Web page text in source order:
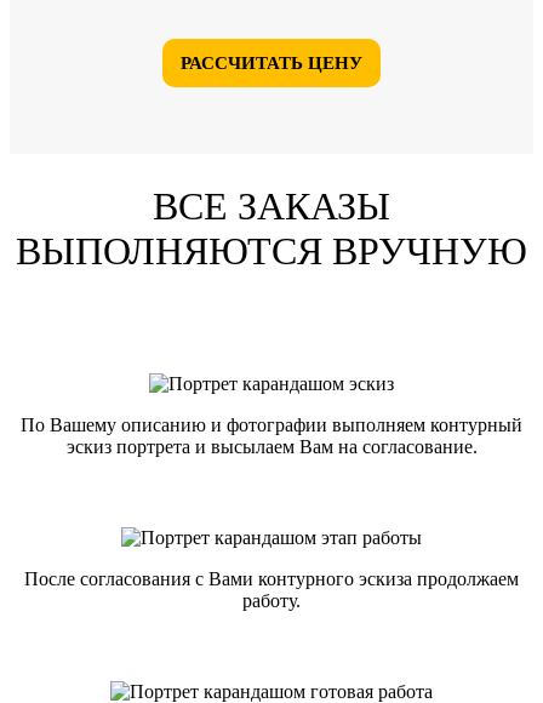
РАССЧИТАТЬ ЦЕНУ
ВСЕ ЗАКАЗЫ
ВЫПОЛНЯЮТСЯ ВРУЧНУЮ
По Вашему описанию и фотографии выполняем контурный
эскиз портрета и высылаем Вам на согласование.
После согласования с Вами контурного эскиза продолжаем
работу.